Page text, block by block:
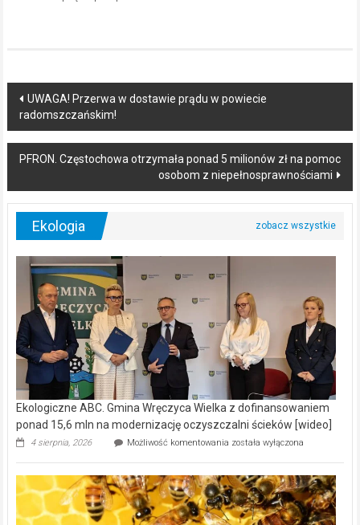
Post
navigation
UWAGA! Przerwa w dostawie prądu w powiecie
radomszczańskim!
PFRON. Częstochowa otrzymała ponad 5 milionów zł na pomoc
osobom z niepełnosprawnościami
Ekologia
Ekologiczne ABC. Gmina Wręczyca Wielka z dofinansowaniem
ponad 15,6 mln na modernizację oczyszczalni ścieków [wideo]
4 sierpnia, 2026 Możliwość komentowania Ekologiczne
Wręczyca
Wielka
z
dofinansowaniem
została wyłączona